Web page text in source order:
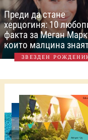
Преди да стане
херцогиня: 10
факта за Меган
които малцина
ЗВЕЗДЕН